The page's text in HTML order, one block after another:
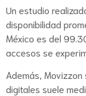
Un estudio
disponibilidad
México es del
accesos se
Además,
digitales suele